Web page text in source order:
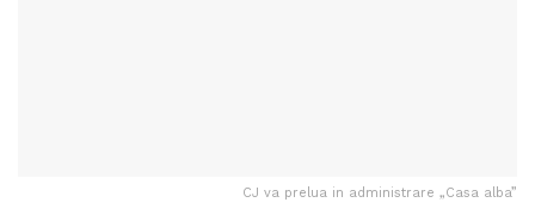
CJ va prelua in administrare „Casa alba”